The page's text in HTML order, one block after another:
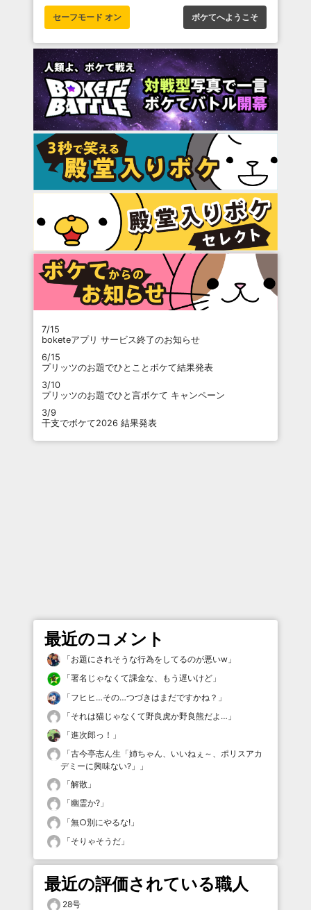
セーフモード オン ボケてへようこそ
7/15
boketeアプリ サービス終了のお知らせ
6/15
プリッツのお題でひとことボケて結果発表
3/10
プリッツのお題でひと言ボケて キャンペーン
3/9
干支でボケて2026 結果発表
最近のコメント
「お題にされそうな行為をしてるのが悪いw 」
「署名じゃなくて課金な、もう遅いけど 」
「フヒヒ…その…つづきはまだですかね？ 」
「それは猫じゃなくて野良虎か野良熊だよ… 」
「進次郎っ！ 」
「古今亭志ん生「姉ちゃん、いいねぇ～、ポリスアカ
デミーに興味ない?」
」
「解散 」
「幽霊か? 」
「無○別にやるな! 」
「そりゃそうだ 」
最近の評価されている職人
28号